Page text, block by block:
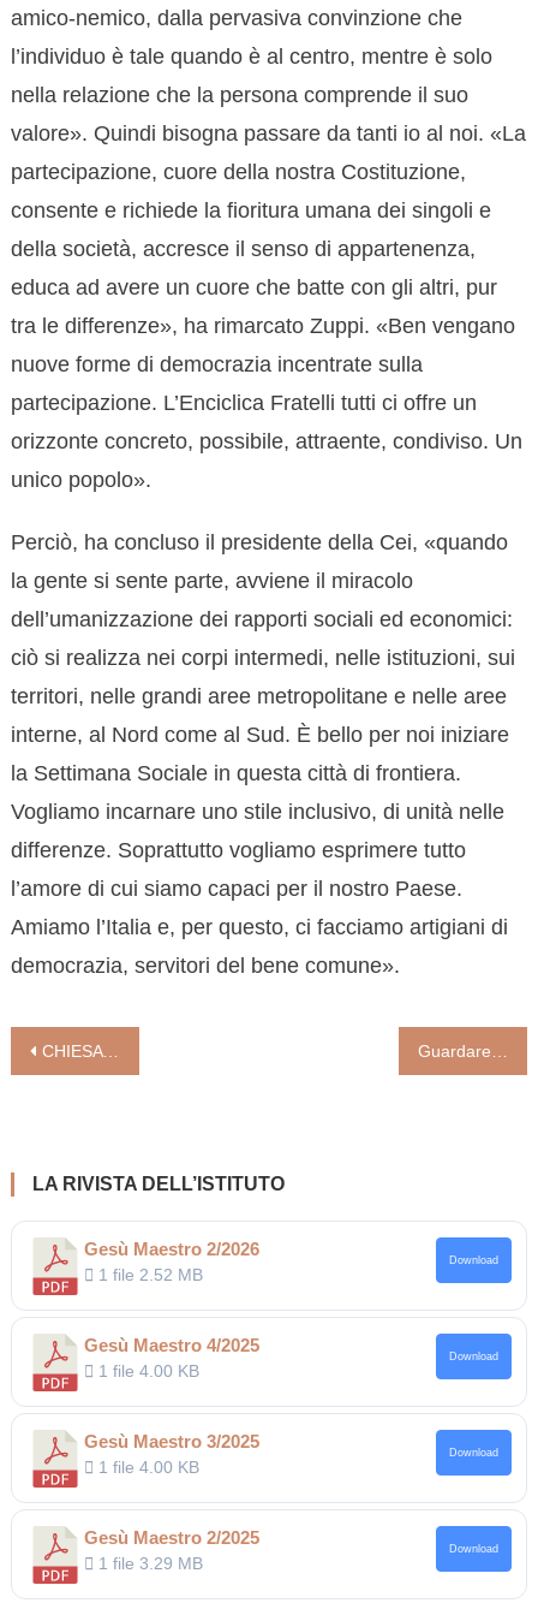
amico-nemico, dalla pervasiva convinzione che
l’individuo è tale quando è al centro, mentre è solo
nella relazione che la persona comprende il suo
valore». Quindi bisogna passare da tanti io al noi. «La
partecipazione, cuore della nostra Costituzione,
consente e richiede la fioritura umana dei singoli e
della società, accresce il senso di appartenenza,
educa ad avere un cuore che batte con gli altri, pur
tra le differenze», ha rimarcato Zuppi. «Ben vengano
nuove forme di democrazia incentrate sulla
partecipazione. L’Enciclica Fratelli tutti ci offre un
orizzonte concreto, possibile, attraente, condiviso. Un
unico popolo».
Perciò, ha concluso il presidente della Cei, «quando
la gente si sente parte, avviene il miracolo
dell’umanizzazione dei rapporti sociali ed economici:
ciò si realizza nei corpi intermedi, nelle istituzioni, sui
territori, nelle grandi aree metropolitane e nelle aree
interne, al Nord come al Sud. È bello per noi iniziare
la Settimana Sociale in questa città di frontiera.
Vogliamo incarnare uno stile inclusivo, di unità nelle
differenze. Soprattutto vogliamo esprimere tutto
l’amore di cui siamo capaci per il nostro Paese.
Amiamo l’Italia e, per questo, ci facciamo artigiani di
democrazia, servitori del bene comune».
Navigazione
CHIESA E SPIRITUALITÀ CULTURA E SOCIETÀ. L’enciclica «Caritas in Veritate» Guardare con occhi affinati dentro questo tempo di attesa (don Vincenzo Arnone)
LA RIVISTA DELL’ISTITUTO
Gesù Maestro 2/2026
1 file 2.52 MB
Download
Gesù Maestro 4/2025
1 file4.00 KB
Download
Gesù Maestro 3/2025
1 file4.00 KB
Download
Gesù Maestro 2/2025
1 file3.29 MB
Download